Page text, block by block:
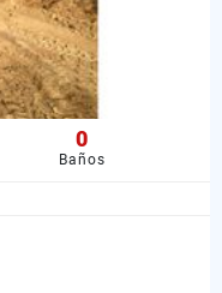
0
Baños